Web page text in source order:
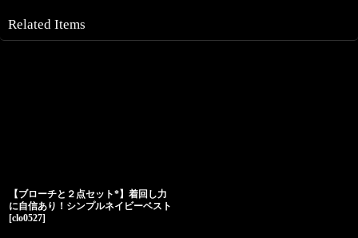
Related Items
【ブローチと２点セット*】着回し力
に自信あり！シンプルネイビーベスト
[clo0527]